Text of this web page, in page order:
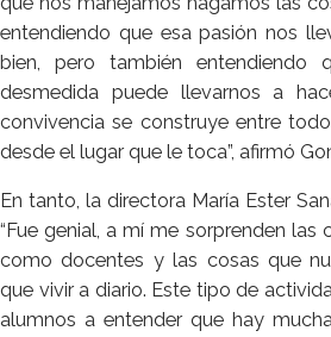
entendiendo que esa pasión nos
bien, pero también entendiendo
desmedida puede llevarnos a
convivencia se construye entre
desde el lugar que le toca”, afirmó
En tanto, la directora María Ester
“Fue genial, a mí me sorprenden las
como docentes y las cosas que
que vivir a diario. Este tipo de
alumnos a entender que hay